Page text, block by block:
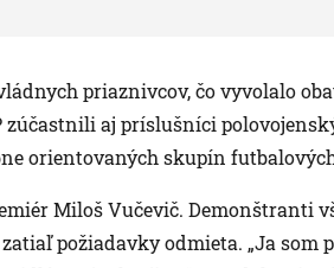
priaznivcov, čo vyvolalo
zúčastnili aj príslušníci
orientovaných skupín
Miloš Vučevič. Demonštranti
požiadavky odmieta. „Ja som